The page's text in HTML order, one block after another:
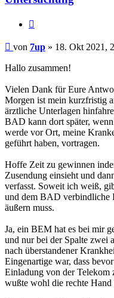
Beitrag
von 7up » 18. Okt 2021,
Hallo zusammen!
Vielen Dank für Eure
Morgen ist mein kurzfristig
ärztliche Unterlagen
BAD kann dort später,
werde vor Ort, meine
geführt haben, vortragen.
Hoffe Zeit zu gewinnen
Zusendung einsieht und
verfasst. Soweit ich weiß,
und dem BAD verbindliche
äußern muss.
Ja, ein BEM hat es bei mir
und nur bei der Spalte zwei
nach überstandener
Eingenartige war, dass
Einladung von der
wußte wohl die rechte